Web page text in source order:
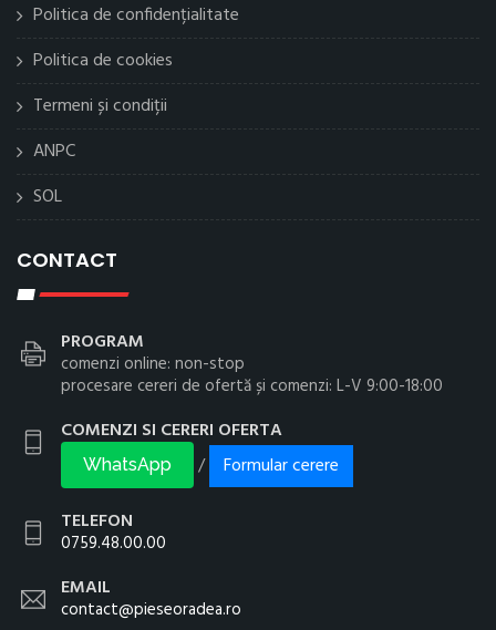
Politica de confidențialitate
Politica de cookies
Termeni și condiții
ANPC
SOL
CONTACT
PROGRAM
comenzi online: non-stop
procesare cereri de ofertă și comenzi: L-V 9:00-18:00
COMENZI SI CERERI OFERTA
WhatsApp /
Formular cerere
TELEFON
0759.48.00.00
EMAIL
contact@pieseoradea.ro